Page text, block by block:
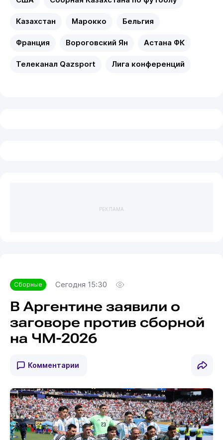
Казахстан Марокко Бельгия
Франция Вороговский Ян Астана ФК
Телеканал Qazsport Лига конференций
РЕКЛАМА
Сборные Сегодня 15:30
В Аргентине заявили о
заговоре против сборной
на ЧМ-2026
Комментарии